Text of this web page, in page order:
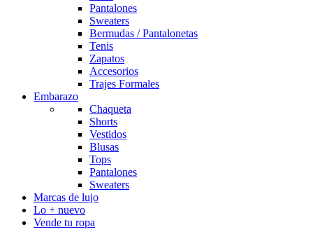
Pantalones
Sweaters
Bermudas / Pantalonetas
Tenis
Zapatos
Accesorios
Trajes Formales
Embarazo
Chaqueta
Shorts
Vestidos
Blusas
Tops
Pantalones
Sweaters
Marcas de lujo
Lo + nuevo
Vende tu ropa